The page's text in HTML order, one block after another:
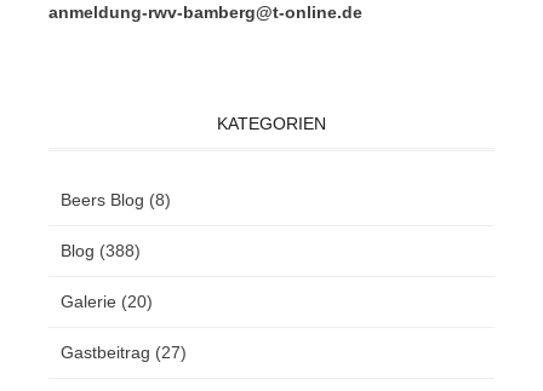
anmeldung-rwv-bamberg@t-online.de
KATEGORIEN
Beers Blog (8)
Blog (388)
Galerie (20)
Gastbeitrag (27)